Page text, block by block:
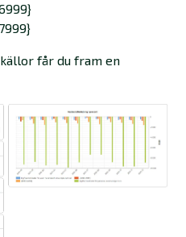
får du fram en